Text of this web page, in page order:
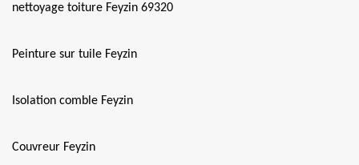
nettoyage toiture Feyzin 69320
Peinture sur tuile Feyzin
Isolation comble Feyzin
Couvreur Feyzin